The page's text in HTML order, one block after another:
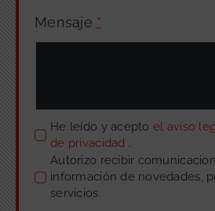
Mensaje *
He leído y acepto el aviso
de privacidad .
Autorizo recibir
información de novedades,
servicios.